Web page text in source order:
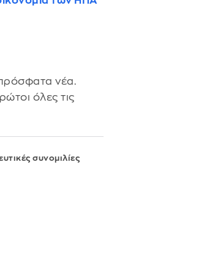
νέα.
όλες τις
συνομιλίες